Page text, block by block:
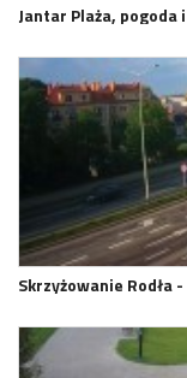
Jantar Plaża,
Skrzyżowanie